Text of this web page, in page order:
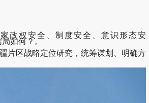
政权安全、制度安全、意识形态安
如何？。
区战略定位研究，统筹谋划、明确方